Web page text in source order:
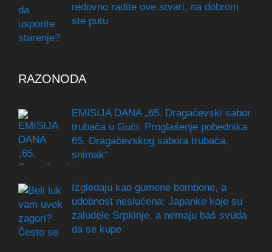
redovno radite ove stvari, na dobrom
ste putu
RAZONODA
EMISIJA DANA „65. Dragačevski sabor
trubača u Guči: Proglašenje pobednika
65. Dragačevskog sabora trubača,
snimak“
Izgledaju kao gumene bombone, a
udobnost neslućena: Japanke koje su
zaludele Srpkinje, a nemaju baš svuda
da se kupe